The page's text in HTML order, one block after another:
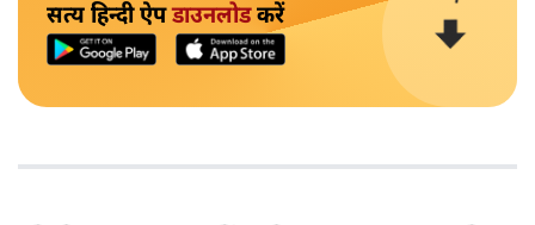
सत्य हिन्दी ऐपडाउनलोडकरें